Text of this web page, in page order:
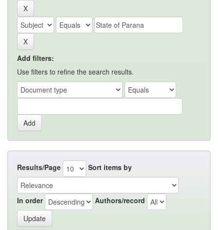
Add filters:
Use filters to refine the search results.
Results/Page Sort items by
In order Authors/record